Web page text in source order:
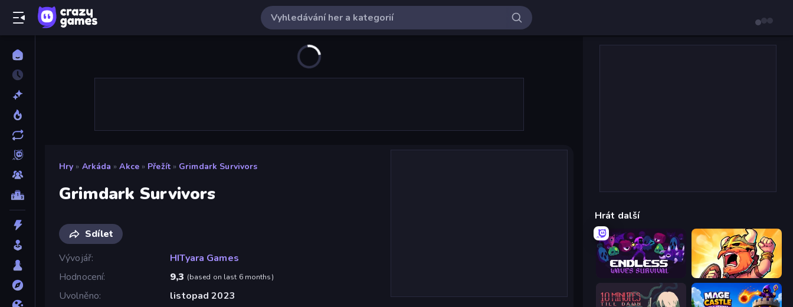
Hry » Arkáda » Akce » Přežít » Grimdark Survivors
Grimdark Survivors
Sdílet
Vývojář
HITyara Games
Hodnocení
9,3 (based on last 6 months)
Uvolněno
listopad 2023
Hrát další
Endless Waves Survival World Survivors